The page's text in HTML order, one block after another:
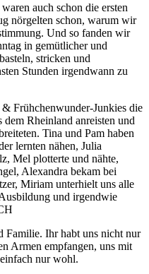
auch schon die ersten
nörgelten schon, warum wir
Und so fanden wir
in gemütlicher und
stricken und
Stunden irgendwann zu
Frühchenwunder-Junkies die
Rheinland anreisten und
Tina und Pam haben
lernten nähen, Julia
Mel plotterte und nähte,
Alexandra bekam bei
Miriam unterhielt uns alle
und irgendwie
Familie. Ihr habt uns nicht nur
Armen empfangen, uns mit
nur wohl.